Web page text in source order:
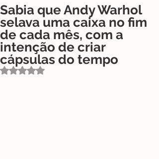
Sabia que Andy Warhol
selava uma caixa no fim
de cada mês, com a
intenção de criar
cápsulas do tempo
Avaliado com NaN de 5 estrelas.